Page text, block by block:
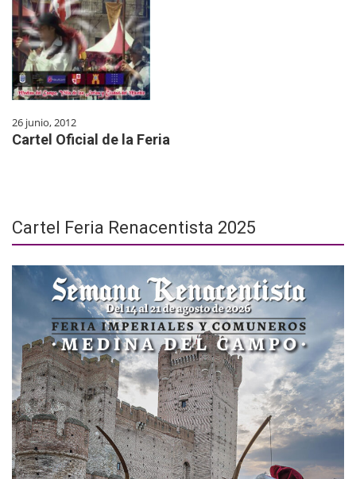
26 junio, 2012
Cartel Oficial de la Feria
Cartel Feria Renacentista 2025